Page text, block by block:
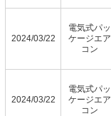
2024/03/22
電気式パッ
ケージエア
コン
2024/03/22
電気式パッ
ケージエア
コン